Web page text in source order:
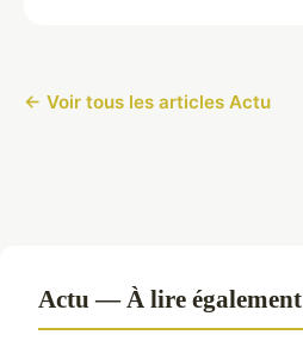
← Voir tous les articles Actu
Actu — À lire également